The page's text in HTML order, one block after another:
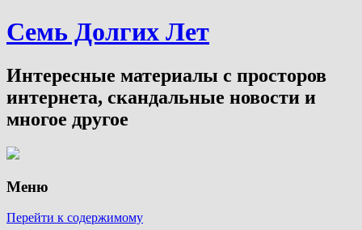
Семь Долгих Лет
Интересные материалы с просторов
интернета, скандальные новости и
многое другое
Меню
Перейти к содержимому